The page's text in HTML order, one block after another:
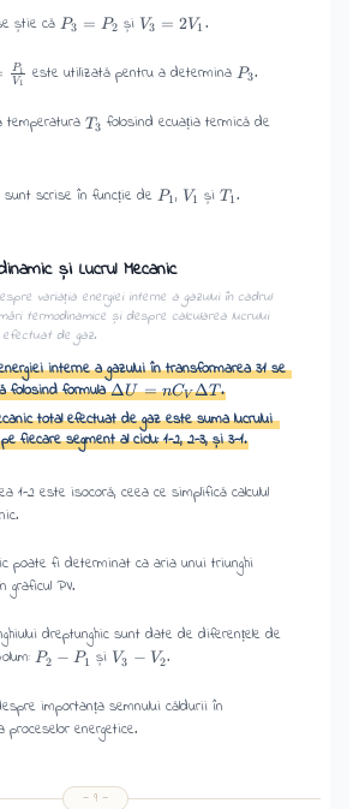
știe că P3 = P2 și V3 = 2V1 .
V1
P1 este utilizată pentru a determina P3.
temperatura T3 folosind ecuația termică de
sunt scrise în funcție de P1, V1 șiT1.
și Lucrul Mecanic
variația energiei interne a gazului în cadrul
termodinamice și despre calcularea lucrului
de gaz.
interne a gazului în transformarea 31 se
folosind formulaΔU = nCV ΔT.
total efectuat de gaz este suma lucrului
fiecare segment al ciclu: 1-2, 2-3, și 3-1.
1-2 este isocoră, ceea ce simplifică calculul
poate fi determinat ca aria unui triunghi
graficul PV.
dreptunghic sunt date de diferențele de
P2 − P1 și V3 − V2.
importanța semnului căldurii în
proceselor energetice.
— 9—